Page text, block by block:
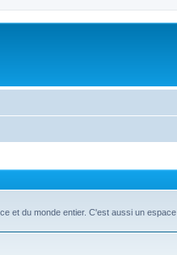
et du monde entier. C'est aussi un espace